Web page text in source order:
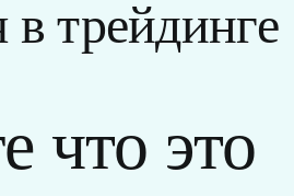
в трейдинге
что это